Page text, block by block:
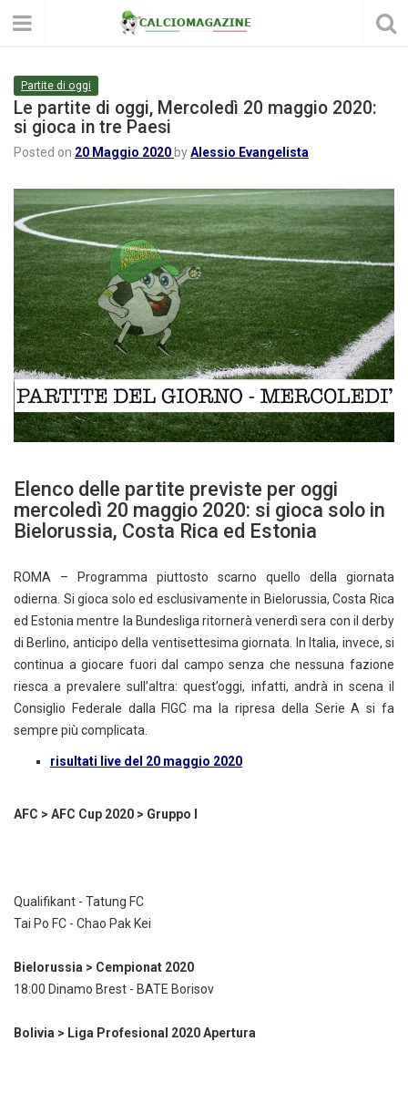
Partite di oggi
Le partite di oggi, Mercoledì 20 maggio 2020:
si gioca in tre Paesi
Posted on 20 Maggio 2020 byAlessio Evangelista
Elenco delle partite previste per oggi
mercoledì 20 maggio 2020: si gioca solo in
Bielorussia, Costa Rica ed Estonia
ROMA – Programma piuttosto scarno quello della giornata
odierna. Si gioca solo ed esclusivamente in Bielorussia, Costa Rica
ed Estonia mentre la Bundesliga ritornerà venerdì sera con il derby
di Berlino, anticipo della ventisettesima giornata. In Italia, invece, si
continua a giocare fuori dal campo senza che nessuna fazione
riesca a prevalere sull’altra: quest’oggi, infatti, andrà in scena il
Consiglio Federale dalla FIGC ma la ripresa della Serie A si fa
sempre più complicata.
risultati live del 20 maggio 2020
AFC > AFC Cup 2020 > Gruppo I
Qualifikant - Tatung FC
Tai Po FC - Chao Pak Kei
Bielorussia > Cempionat 2020
18:00 Dinamo Brest - BATE Borisov
Bolivia > Liga Profesional 2020 Apertura